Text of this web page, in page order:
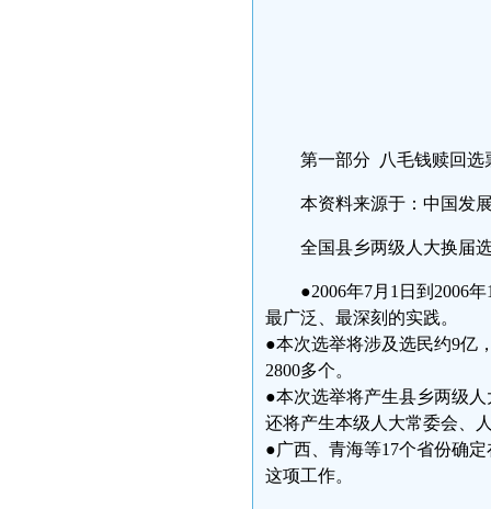
第一部分 八毛钱赎回选
本资料来源于：中国发
全国县乡两级人大换届
●2006年7月1日到2006
最广泛、最深刻的实践。
●本次选举将涉及选民约9亿
2800多个。
●本次选举将产生县乡两级
还将产生本级人大常委会、
●广西、青海等17个省份确
这项工作。